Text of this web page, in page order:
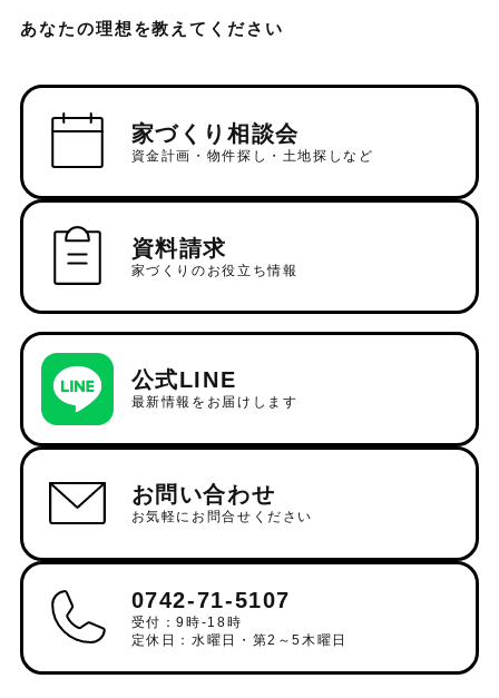
あなたの理想を教えてください
家づくり相談会
資金計画・物件探し・土地探しなど
資料請求
家づくりのお役立ち情報
公式LINE
最新情報をお届けします
お問い合わせ
お気軽にお問合せください
0742-71-5107
受付：9時-18時
定休日：水曜日・第2～5木曜日